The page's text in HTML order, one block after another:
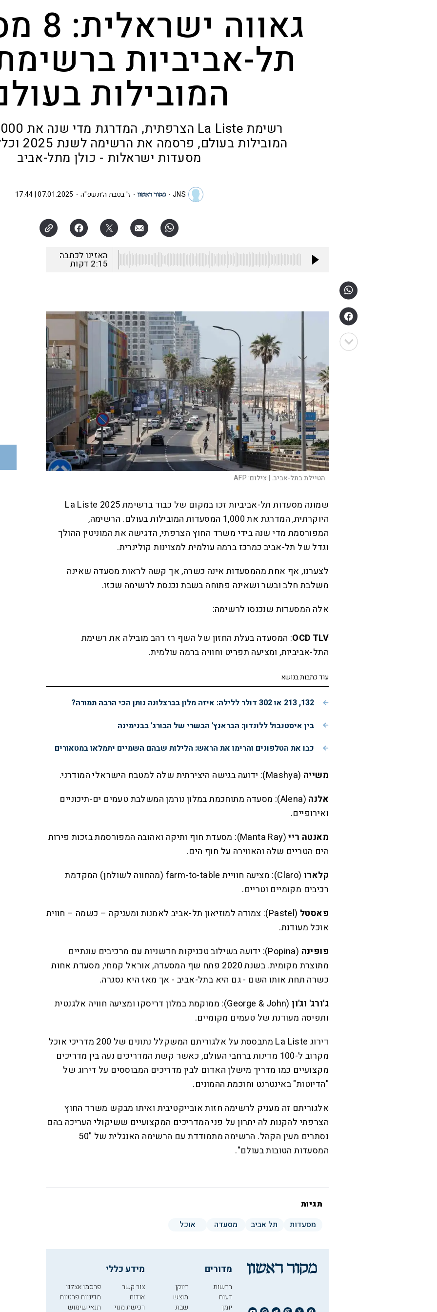
תל-אביביות
המובילות
המובילות
מסעדות ישראלות - כולן מתל-אביב
JNS ז' בטבת ה׳תשפ"ה 07.01.2025 | 17:44
האזינו לכתבה
2:15 דקות
הטיילת בתל-אביב. | צילום:AFP
שמונה מסעדות תל-אביביות זכו במקום של כבוד ברשימת La Liste 2025
היוקרתית, המדרגת את 1,000 המסעדות המובילות בעולם. הרשימה,
המפורסמת מדי שנה בידי משרד החוץ הצרפתי, הדגישה את המוניטין ההולך
וגדל של תל-אביב כמרכז ברמה עולמית למצוינות קולינרית.
לצערנו, אף אחת מהמסעדות אינה כשרה, אך קשה לראות מסעדה שאינה
משלבת חלב ובשר ושאינה פתוחה בשבת נכנסת לרשימה שכזו.
אלה המסעדות שנכנסו לרשימה:
OCD TLV: המסעדה בעלת החזון של השף רז רהב מובילה את רשימת
התל-אביביות, ומציעה תפריט וחוויה ברמה עולמית.
עוד כתבות בנושא
132, 213 או 302 דולר ללילה: איזה מלון בברצלונה נותן הכי הרבה תמורה?
בין איסטנבול ללונדון: הבראנץ' הבשרי של הבורג' בבנימינה
כבו את הטלפונים והרימו את הראש: הלילות שבהם השמיים יתמלאו במטאורים
משייה (Mashya): ידועה בגישה היצירתית שלה למטבח הישראלי המודרני.
אלנה
(Alena): מסעדה מתוחכמת במלון נורמן המשלבת טעמים ים-תיכוניים
ואירופיים.
מאנטה ריי
(Manta Ray): מסעדת חוף ותיקה ואהובה המפורסמת בזכות פירות
הים הטריים שלה והאווירה על חוף הים.
קלארו
(Claro): מציעה חוויית farm-to-table (מהחווה לשולחן) המקדמת
רכיבים מקומיים וטריים.
פאסטל
(Pastel): צמודה למוזיאון תל-אביב לאמנות ומעניקה – כשמה – חווית
אוכל מעודנת.
פופינה
(Popina): ידועה בשילוב טכניקות חדשניות עם מרכיבים עונתיים
מתוצרת מקומית. בשנת 2020 פתח שף המסעדה, אוראל קמחי, מסעדת אחות
כשרה תחת אותו השם - גם היא בתל-אביב - אך מאז היא נסגרה.
ג'ורג' וג'ון
(George & John): ממוקמת במלון דריסקו ומציעה חוויה אלגנטית
ותפיסה מעודנת של טעמים מקומיים.
דירוג La Liste מתבססת על אלגוריתם המשקלל נתונים של 200 מדריכי אוכל
מקרוב ל-100 מדינות ברחבי העולם, כאשר קשת המדריכים נעה בין מדריכים
מקצועיים כמו מדריך מישלן האדום לבין מדריכים המבוססים על דירוג של
"הדיוטות" באינטרנט וחוכמת ההמונים.
אלגוריתם זה מעניק לרשימה חזות אובייקטיבית ואיתו מבקש משרד החוץ
הצרפתי להקנות לה יתרון על פני המדריכים המקצועיים ששיקולי העריכה בהם
נסתרים מעין הקהל. הרשימה מתמודדת עם הרשימה האנגלית של "50
המסעדות הטובות בעולם".
תגיות
מסעדות
תל אביב מסעדה אוכל
מדורים
חדשות
דעות
יומן
דיוקן
מוצש
שבת
מידע כללי
צור קשר
אודות
רכישת מנוי
פרסמו אצלנו
מדיניות פרטיות
תנאי שימוש